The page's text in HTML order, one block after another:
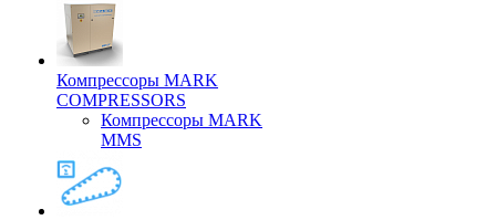
Компрессоры MARK
COMPRESSORS
Компрессоры MARK
MMS